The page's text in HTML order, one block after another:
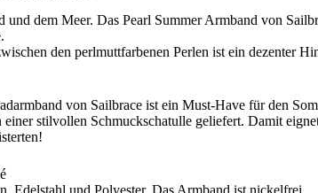
und dem Meer. Das Pearl Summer Armband von
den perlmuttfarbenen Perlen ist ein dezenter
von Sailbrace ist ein Must-Have für den
stilvollen Schmuckschatulle geliefert. Damit
Edelstahl und Polyester. Das Armband ist nickelfrei.